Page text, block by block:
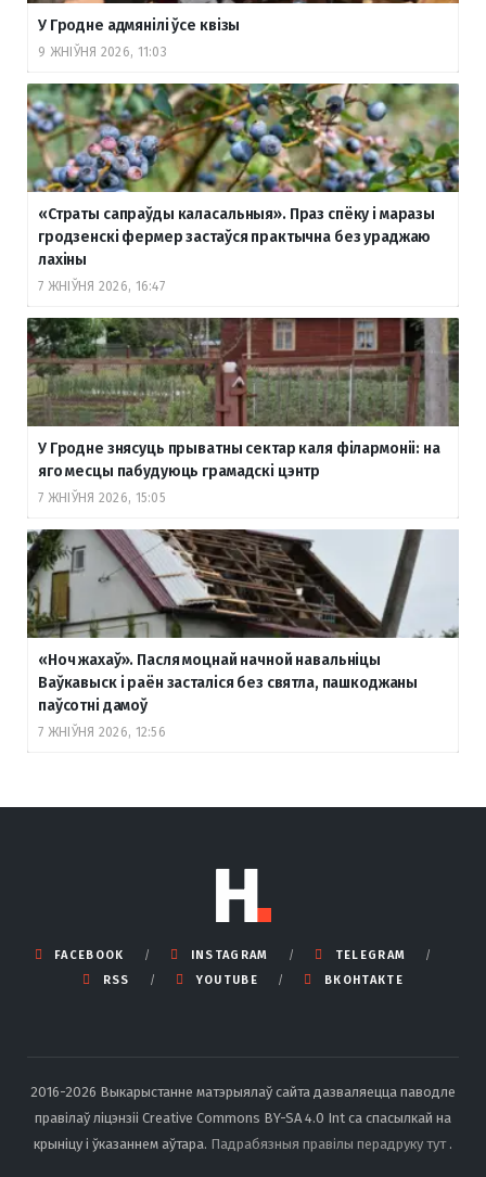
У Гродне адмянілі ўсе квізы
9 ЖНІЎНЯ 2026, 11:03
«Страты сапраўды каласальныя». Праз спёку і маразы
гродзенскі фермер застаўся практычна без ураджаю
лахіны
7 ЖНІЎНЯ 2026, 16:47
У Гродне знясуць прыватны сектар каля філармоніі: на
яго месцы пабудуюць грамадскі цэнтр
7 ЖНІЎНЯ 2026, 15:05
«Ноч жахаў». Пасля моцнай начной навальніцы
Ваўкавыск і раён засталіся без святла, пашкоджаны
паўсотні дамоў
7 ЖНІЎНЯ 2026, 12:56
FACEBOOK INSTAGRAM
TELEGRAM
RSS
YOUTUBE ВКОНТАКТЕ
2016-2026 Выкарыстанне матэрыялаў сайта дазваляецца паводле
правілаў ліцэнзіі Creative Commons BY-SA 4.0 Int са спасылкай на
крыніцу і ўказаннем аўтара. Падрабязныя правілы перадруку тут .